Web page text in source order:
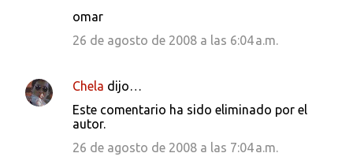
omar
26 de agosto de 2008 a las 6:04 a.m.
Chela dijo…
Este comentario ha sido eliminado por el
autor.
26 de agosto de 2008 a las 7:04 a.m.